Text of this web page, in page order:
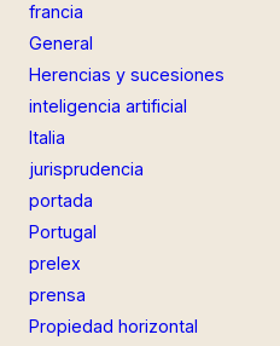
francia
General
Herencias y sucesiones
inteligencia artificial
Italia
jurisprudencia
portada
Portugal
prelex
prensa
Propiedad horizontal